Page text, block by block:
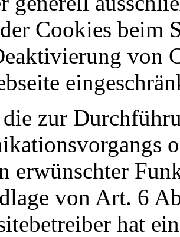
Cookies beim
von
zur
erwünschter
von Art. 6
hat